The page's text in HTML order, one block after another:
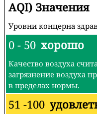
AQI) Значения
Уровни концерна
0 - 50 хорошо
Качество воздуха
загрязнение воздуха
в пределах нормы.
51 -100